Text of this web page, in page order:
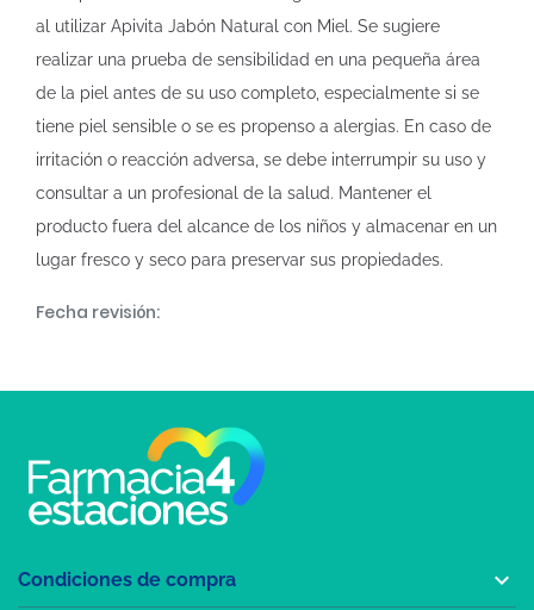
al utilizar Apivita Jabón Natural con Miel. Se sugiere
realizar una prueba de sensibilidad en una pequeña área
de la piel antes de su uso completo, especialmente si se
tiene piel sensible o se es propenso a alergias. En caso de
irritación o reacción adversa, se debe interrumpir su uso y
consultar a un profesional de la salud. Mantener el
producto fuera del alcance de los niños y almacenar en un
lugar fresco y seco para preservar sus propiedades.
Fecha revisión:
Condiciones de compra 